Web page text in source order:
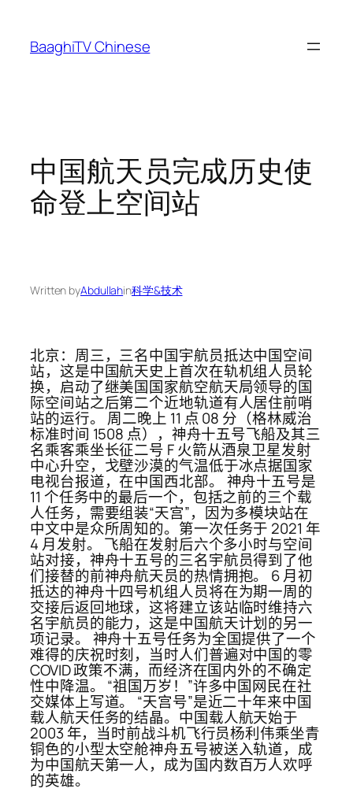
content
BaaghiTV Chinese
中国航天员完成历史使
命登上空间站
Written byAbdullahin科学&技术
北京：周三，三名中国宇航员抵达中国空间
站，这是中国航天史上首次在轨机组人员轮
换，启动了继美国国家航空航天局领导的国
际空间站之后第二个近地轨道有人居住前哨
站的运行。 周二晚上 11 点 08 分（格林威治
标准时间 1508 点），神舟十五号飞船及其三
名乘客乘坐长征二号 F 火箭从酒泉卫星发射
中心升空，戈壁沙漠的气温低于冰点据国家
电视台报道，在中国西北部。 神舟十五号是
11 个任务中的最后一个，包括之前的三个载
人任务，需要组装“天宫”，因为多模块站在
中文中是众所周知的。第一次任务于 2021 年
4 月发射。 飞船在发射后六个多小时与空间
站对接，神舟十五号的三名宇航员得到了他
们接替的前神舟航天员的热情拥抱。 6 月初
抵达的神舟十四号机组人员将在为期一周的
交接后返回地球，这将建立该站临时维持六
名宇航员的能力，这是中国航天计划的另一
项记录。 神舟十五号任务为全国提供了一个
难得的庆祝时刻，当时人们普遍对中国的零
COVID 政策不满，而经济在国内外的不确定
性中降温。 “祖国万岁！”许多中国网民在社
交媒体上写道。 “天宫号”是近二十年来中国
载人航天任务的结晶。中国载人航天始于
2003 年，当时前战斗机飞行员杨利伟乘坐青
铜色的小型太空舱神舟五号被送入轨道，成
为中国航天第一人，成为国内数百万人欢呼
的英雄。